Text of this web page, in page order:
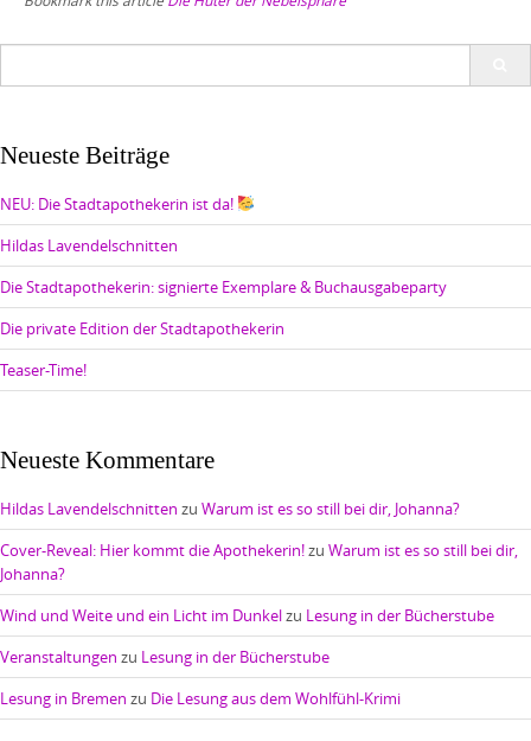
Neueste Beiträge
NEU: Die Stadtapothekerin ist da!
Hildas Lavendelschnitten
Die Stadtapothekerin: signierte Exemplare & Buchausgabeparty
Die private Edition der Stadtapothekerin
Teaser-Time!
Neueste Kommentare
Hildas Lavendelschnitten zu Warum ist es so still bei dir, Johanna?
Cover-Reveal: Hier kommt die Apothekerin!zu Warum ist es so still bei dir,
Johanna?
Wind und Weite und ein Licht im Dunkelzu Lesung in der Bücherstube
Veranstaltungen zu Lesung in der Bücherstube
Lesung in Bremen zu Die Lesung aus dem Wohlfühl-Krimi